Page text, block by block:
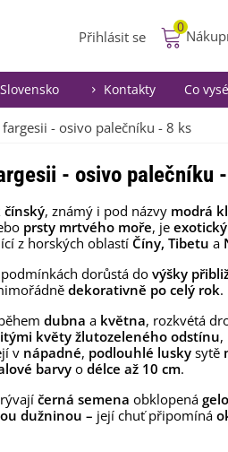
Přihlásit se
0
Slovensko Kontakty Co
- osivo palečníku - 8 ks
- osivo palečníku
čínský, známý i pod názvy modrá
prsty mrtvého moře, je
z horských oblastí Číny, Tibetu a
dorůstá do výšky
dekorativně po celý rok.
dubna a května, rozkvétá
květy žlutozeleného odstínu,
v nápadné, podlouhlé lusky sytě
barvy o délce až 10 cm.
černá semena obklopená
dužninou – její chuť připomíná